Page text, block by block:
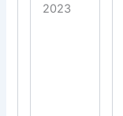
2023